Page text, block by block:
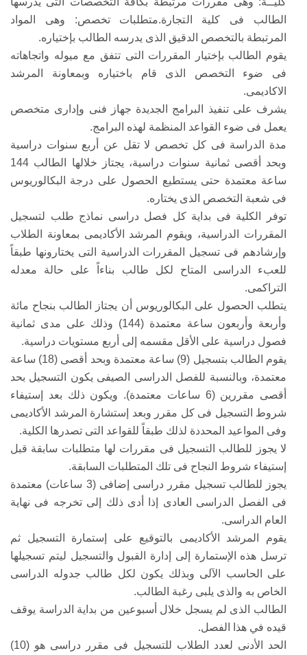
الطالب فى كلية التجارة.متطلبات تخصص: وهى المواد
المرتبطة بالتخصص الدقيق الذى يدرسه الطالب بإختياره.
يقوم الطالب بإختيار المقررات التى تتفق مع ميوله واتجاهاته
فى ضوء التخصص الذى قام باختياره وبمعاونة المرشد
الاكاديمى.
يشرف على تنفيذ البرامج الجديدة جهاز فنى وإدارى متخصص
يعمل فى ضوء القواعد المنظمة لهذه البرامج.
مدة الدراسة فى كل تخصص لا تقل عن أربع سنوات دراسية
وبحد أقصى ثمانية سنوات دراسية، يجتاز خلالها الطالب 144
ساعة معتمدة حتى يستطيع الحصول على درجة البكالوريوس
فى شعبة التخصص الذى يختاره.
توفر الكلية فى بداية كل فصل دراسى نماذج طلب لتسجيل
المقررات الدراسية، ويقوم المرشد الأكاديمى بمعاونة الطلاب
وإرشادهم فى تسجيل المقررات الدراسية التى يختارونها طبقاً
للعبء الدراسى المتاح لكل طالب بناءاً على حالة معدله
التراكمى.
يتطلب الحصول على البكالوريوس أن يجتاز الطالب بنجاح مائة
وأربعة وأربعون ساعة معتمدة (144) وذلك على مدى ثمانية
فصول دراسية على الأقل مقسمه إلى أربع مستويات دراسية.
يقوم الطالب بتسجيل (9) ساعة معتمدة وبحد أقصى (18) ساعة
معتمدة، وبالنسبة للفصل الدراسى الصيفى يكون التسجيل بحد
أقصى مقررين (6 ساعات معتمدة). ويكون ذلك بعد إستيفاء
شروط التسجيل فى كل مقرر وبعد إستشارة المرشد الأكاديمى
وفى المواعيد المحددة لذلك طبقاً للقواعد التى تصدرها الكلية.
لا يجوز للطالب التسجيل فى مقررات لها متطلبات سابقة قبل
إستيفاء شروط النجاح فى تلك المتطلبات السابقة.
يجوز للطالب تسجيل مقرر دراسى إضافى (3 ساعات) معتمدة
فى الفصل الدراسى العادى إذا أدى ذلك إلى تخرجه فى نهاية
العام الدراسى.
يقوم المرشد الأكاديمى بالتوقيع على إستمارة التسجيل ثم
ترسل هذه الإستمارة إلى إدارة القبول والتسجيل ليتم تسجيلها
على الحاسب الآلى وبذلك يكون لكل طالب جدوله الدراسى
الخاص به والذى يلبى رغبة الطالب.
الطالب الذى لم يسجل خلال أسبوعين من بداية الدراسة يوقف
قيده في هذا الفصل.
الحد الأدنى لعدد الطلاب للتسجيل فى مقرر دراسى هو (10)